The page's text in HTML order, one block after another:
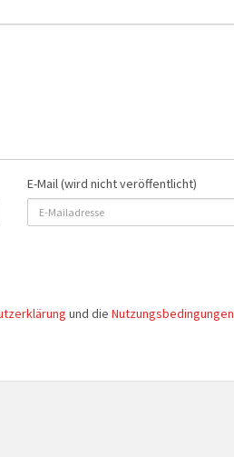
E-Mail (wird nicht veröffentlicht)
und die Nutzungsbedingungen